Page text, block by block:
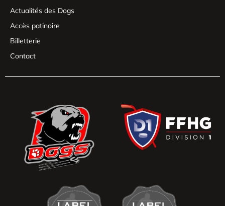
Actualités des Dogs
Accès patinoire
Billetterie
Contact